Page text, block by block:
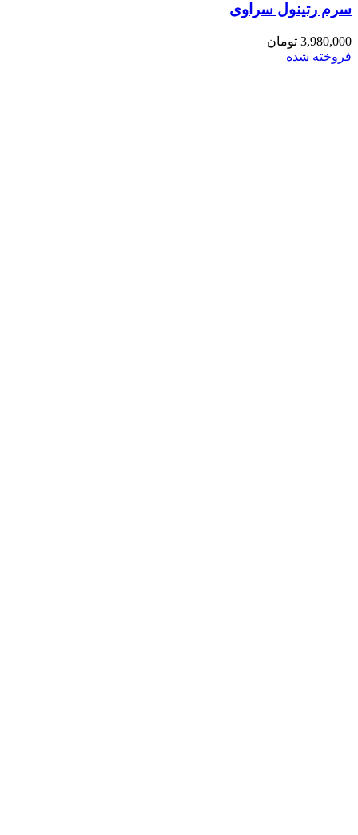
سرم رتینول سراوی
3,980,000 تومان
فروخته شده